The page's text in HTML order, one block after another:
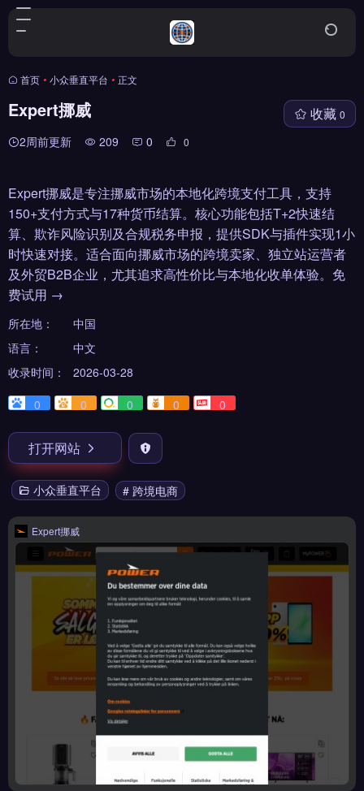
首页 • 小众垂直平台 • 正文
Expert挪威
2周前更新 209 0 0
收藏 0
Expert挪威是专注挪威市场的本地化跨境支付工具，支持
150+支付方式与17种货币结算。核心功能包括T+2快速结
算、欺诈风险识别及合规税务申报，提供SDK与插件实现1小
时快速对接。适合面向挪威市场的跨境卖家、独立站运营者
及外贸B2B企业，尤其追求高性价比与本地化收单体验。免
费试用 →
所在地：
中国
语言：
中文
收录时间：
2026-03-28
0
0 0 0 0
打开网站
小众垂直平台 # 跨境电商
Expert挪威